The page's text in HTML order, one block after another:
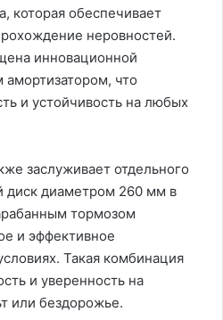
которая обеспечивает
неровностей.
инновационной
что
и устойчивость на любых
заслуживает отдельного
диск диаметром 260 мм в
тормозом
и эффективное
Такая комбинация
и уверенность на
или бездорожье.